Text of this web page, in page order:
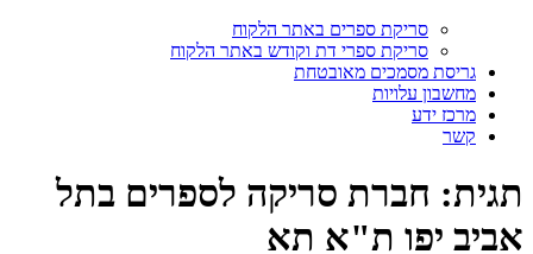
סריקת ספרים באתר הלקוח
סריקת ספרי דת וקודש באתר הלקוח
גריסת מסמכים מאובטחת
מחשבון עלויות
מרכז ידע
קשר
תגית: חברת סריקה לספרים בתל
אביב יפו ת"א תא